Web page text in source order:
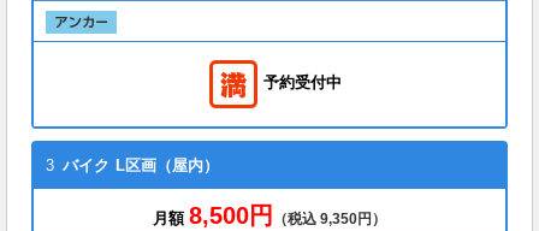
予約受付中
3 バイク L区画（屋内）
月額 8,500円 （税込 9,350円）